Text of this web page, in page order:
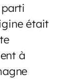
était
à